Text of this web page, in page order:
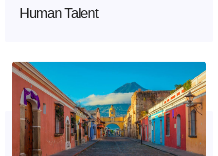
Human Talent